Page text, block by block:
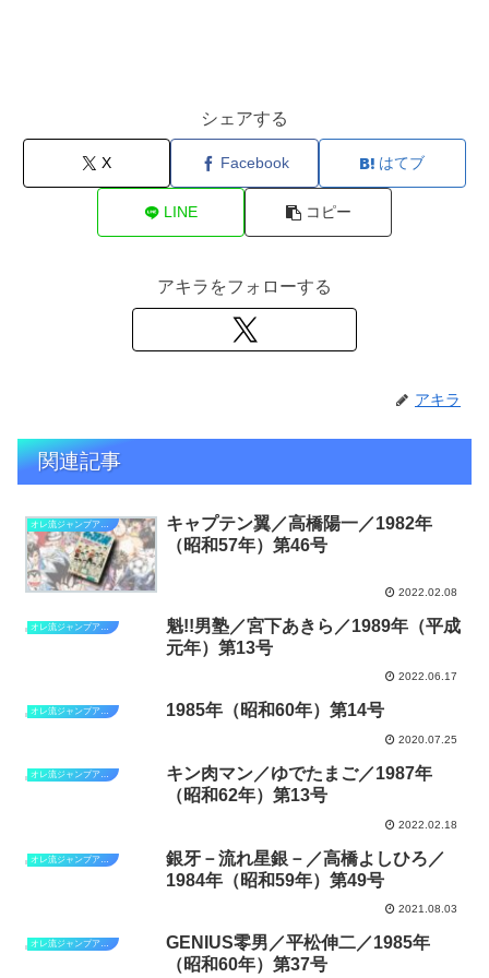
シェアする
X Facebook はてブ
LINE コピー
アキラをフォローする
アキラ
関連記事
オレ流ジャンプアゲイン
キャプテン翼／高橋陽一／1982年
（昭和57年）第46号
2022.02.08
魁!!男塾／宮下あきら／1989年（平成
元年）第13号
2022.06.17
オレ流ジャンプアゲイン－1985年 1985年（昭和60年）第14号
2020.07.25
オレ流ジャンプアゲイン
キン肉マン／ゆでたまご／1987年
（昭和62年）第13号
2022.02.18
銀牙－流れ星銀－／高橋よしひろ／
1984年（昭和59年）第49号
2021.08.03
オレ流ジャンプアゲイン
GENIUS零男／平松伸二／1985年
（昭和60年）第37号